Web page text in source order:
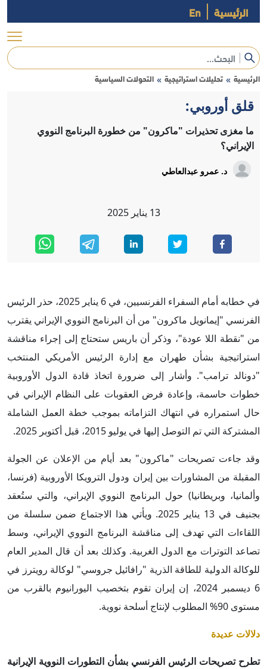
الرئيسية En
الرئيسية » تحليلات استراتيجية » التحولات السياسية
قلق أوروبي:
ما مغزى تحذيرات "ماكرون" من خطورة البرنامج النووي
الإيراني؟
د. عمرو عبدالعاطي
13 يناير 2025
في خطابه أمام السفراء الفرنسيين، في 6 يناير 2025، حذر الرئيس
الفرنسي "إيمانويل ماكرون" من أن البرنامج النووي الإيراني يقترب
من "نقطة اللا عودة"، وذكر أن باريس ستحتاج إلى إجراء مناقشة
استراتيجية بشأن طهران مع إدارة الرئيس الأمريكي المنتخب
"دونالد ترامب". وأشار إلى ضرورة اتخاذ قادة الدول الأوروبية
خطوات حاسمة، وإعادة فرض العقوبات على النظام الإيراني في
حال استمراره في انتهاك التزاماته بموجب خطة العمل الشاملة
المشتركة التي تم التوصل إليها في يوليو 2015، قبل أكتوبر 2025.
وقد جاءت تصريحات "ماكرون" بعد أيام من الإعلان عن الجولة
المقبلة من المشاورات بين إيران ودول الترويكا الأوروبية (فرنسا،
وألمانيا، وبريطانيا) حول البرنامج النووي الإيراني، والتي ستُعقد
بجنيف في 13 يناير 2025. ويأتي هذا الاجتماع ضمن سلسلة من
اللقاءات التي تهدف إلى مناقشة البرنامج النووي الإيراني، وسط
تصاعد التوترات مع الدول الغربية. وكذلك بعد أن قال المدير العام
للوكالة الدولية للطاقة الذرية "رافائيل جروسي" لوكالة رويترز في
6 ديسمبر 2024، إن إيران تقوم بتخصيب اليورانيوم بالقرب من
مستوى 90% المطلوب لإنتاج أسلحة نووية.
دلالات عديدة
تطرح تصريحات الرئيس الفرنسي بشأن التطورات النووية الإيرانية